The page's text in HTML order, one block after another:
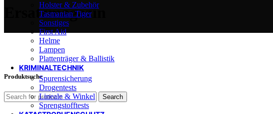
Holster & Zubehör
Tasmanian Tiger
Sonstiges
First Aid
Helme
Lampen
Plattenträger & Ballistik
KRIMINALTECHNIK
Spurensicherung
Drogentests
Lineale & Winkel
Sprengstofftests
Ersatzmagazin
Produktsuche
Search